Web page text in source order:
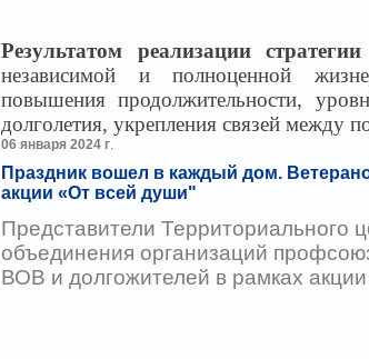
Результатом реализации стратегии
независимой и полноценной
повышения продолжительности,
долголетия, укрепления связей между
06 января 2024 г
Праздник вошел в каждый дом.
акции «От всей души"
Представители Территориального
объединения организаций
ВОВ и долгожителей в рамках